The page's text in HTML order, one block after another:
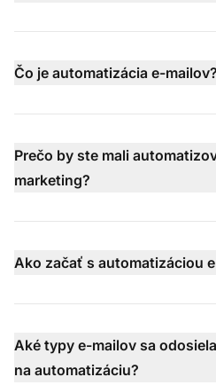
Čo je automatizácia e-mailov?
Prečo by ste mali
marketing?
Ako začať s automatizáciou
Aké typy e-mailov sa
na automatizáciu?